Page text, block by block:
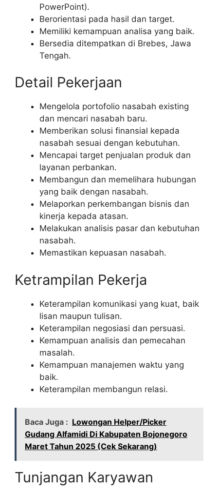
PowerPoint).
Berorientasi pada hasil dan target.
Memiliki kemampuan analisa yang baik.
Bersedia ditempatkan di Brebes, Jawa
Tengah.
Detail Pekerjaan
Mengelola portofolio nasabah existing
dan mencari nasabah baru.
Memberikan solusi finansial kepada
nasabah sesuai dengan kebutuhan.
Mencapai target penjualan produk dan
layanan perbankan.
Membangun dan memelihara hubungan
yang baik dengan nasabah.
Melaporkan perkembangan bisnis dan
kinerja kepada atasan.
Melakukan analisis pasar dan kebutuhan
nasabah.
Memastikan kepuasan nasabah.
Ketrampilan Pekerja
Keterampilan komunikasi yang kuat, baik
lisan maupun tulisan.
Keterampilan negosiasi dan persuasi.
Kemampuan analisis dan pemecahan
masalah.
Kemampuan manajemen waktu yang
baik.
Keterampilan membangun relasi.
Baca Juga : Lowongan Helper/Picker
Gudang Alfamidi Di Kabupaten Bojonegoro
Maret Tahun 2025 (Cek Sekarang)
Tunjangan Karyawan